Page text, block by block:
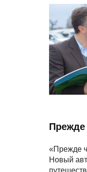
Прежде
«Прежде
Новый